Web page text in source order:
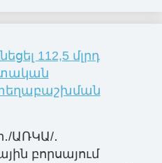
112,5 մլրդ
ԱՌԿԱ/․
բորսայում